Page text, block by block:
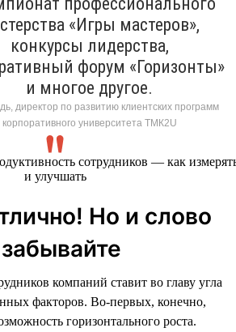
«Игры мастеров»,
конкурсы лидерства,
форум «Горизонты»
и многое другое.
директор по развитию клиентских программ
корпоративного университета ТМК2U
Но и слово
компаний ставит во главу угла
факторов. Во-первых, конечно,
горизонтального роста.